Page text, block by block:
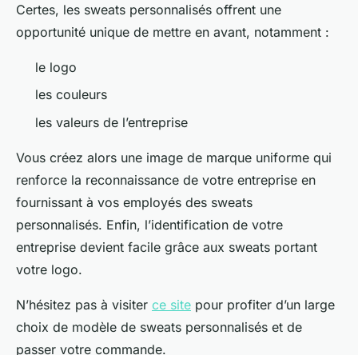
Certes, les sweats personnalisés offrent une
opportunité unique de mettre en avant, notamment :
le logo
les couleurs
les valeurs de l’entreprise
Vous créez alors une image de marque uniforme qui
renforce la reconnaissance de votre entreprise en
fournissant à vos employés des sweats
personnalisés. Enfin, l’identification de votre
entreprise devient facile grâce aux sweats portant
votre logo.
N’hésitez pas à visiter ce site pour profiter d’un large
choix de modèle de sweats personnalisés et de
passer votre commande.